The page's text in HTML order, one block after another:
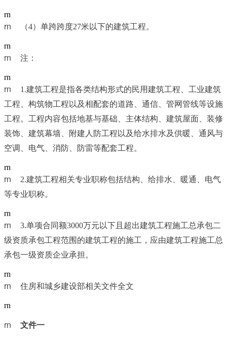
rn
（4）单跨跨度27米以下的建筑工程。
rn
注：
rn
1.建筑工程是指各类结构形式的民用建筑工程、工业建筑
工程、构筑物工程以及相配套的道路、通信、管网管线等设施
工程。工程内容包括地基与基础、主体结构、建筑屋面、装修
装饰、建筑幕墙、附建人防工程以及给水排水及供暖、通风与
空调、电气、消防、防雷等配套工程。
rn
2.建筑工程相关专业职称包括结构、给排水、暖通、电气
等专业职称。
rn
3.单项合同额3000万元以下且超出建筑工程施工总承包二
级资质承包工程范围的建筑工程的施工，应由建筑工程施工总
承包一级资质企业承担。
rn
住房和城乡建设部相关文件全文
rn
文件一